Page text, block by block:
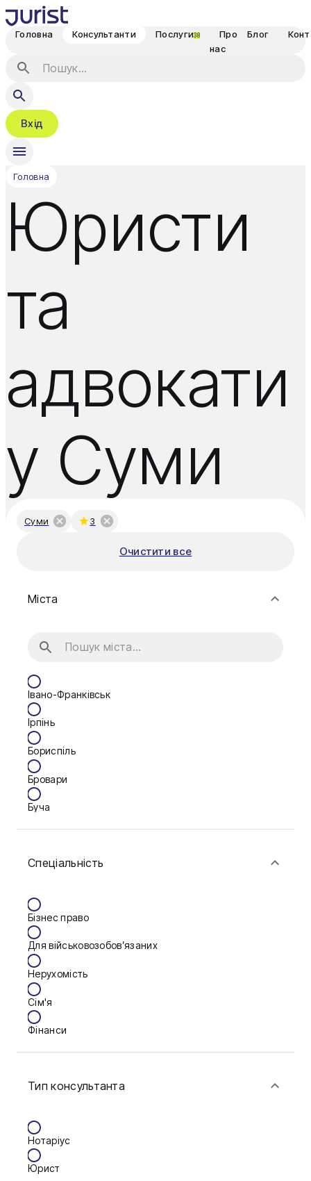
Головна Консультанти Послуги38
Про
нас
Блог
Вхід
Головна
Юристи
та
адвокати
у Суми
Суми 3
Очистити все
Міста
Івано-Франківськ
Ірпінь
Бориспіль
Бровари
Буча
Васильків
Дніпро
Запоріжжя
Калуш
Кам'янське
Ковель
Краматорськ
Кривий Ріг
Кропивницький
Спеціальність
Бізнес право
Для військовозобов’язаних
Нерухомість
Сім'я
Фінанси
Тип консультанта
Нотаріус
Юрист